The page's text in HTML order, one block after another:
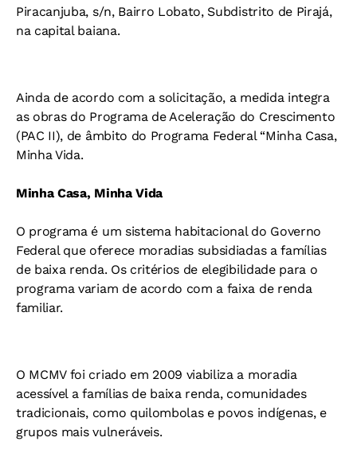
Piracanjuba, s/n, Bairro Lobato, Subdistrito de Pirajá,
na capital baiana.
Ainda de acordo com a solicitação, a medida integra
as obras do Programa de Aceleração do Crescimento
(PAC II), de âmbito do Programa Federal “Minha Casa,
Minha Vida.
Minha Casa, Minha Vida
O programa é um sistema habitacional do Governo
Federal que oferece moradias subsidiadas a famílias
de baixa renda. Os critérios de elegibilidade para o
programa variam de acordo com a faixa de renda
familiar.
O MCMV foi criado em 2009 viabiliza a moradia
acessível a famílias de baixa renda, comunidades
tradicionais, como quilombolas e povos indígenas, e
grupos mais vulneráveis.